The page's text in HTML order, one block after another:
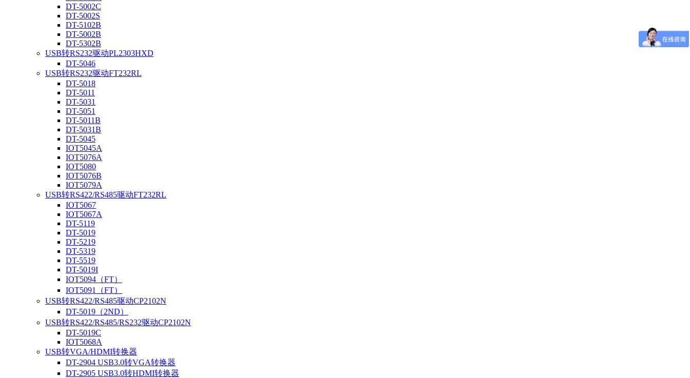
DT-5002C
DT-5002S
DT-5102B
DT-5002B
DT-5302B
USB转RS232驱动PL2303HXD
DT-5046
USB转RS232驱动FT232RL
DT-5018
DT-5011
DT-5031
DT-5051
DT-5011B
DT-5031B
DT-5045
IOT5045A
IOT5076A
IOT5080
IOT5076B
IOT5079A
USB转RS422/RS485驱动FT232RL
IOT5067
IOT5067A
DT-5119
DT-5019
DT-5219
DT-5319
DT-5519
DT-5019I
IOT5094（FT）
IOT5091（FT）
USB转RS422/RS485驱动CP2102N
DT-5019（2ND）
USB转RS422/RS485/RS232驱动CP2102N
DT-5019C
IOT5068A
USB转VGA/HDMI转换器
DT-2904 USB3.0转VGA转换器
DT-2905 USB3.0转HDMI转换器